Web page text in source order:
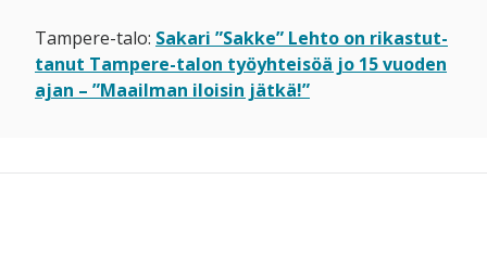
Tampere-talo: Sakari ”Sakke” Lehto on rikastut­
tanut Tampere-talon työyhteisöä jo 15 vuoden
ajan – ”Maailman iloisin jätkä!”